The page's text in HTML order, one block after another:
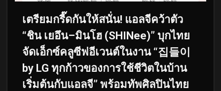
เตรียมกรี๊ดกันให้สนั่น! แอลจีคว้าตัว
“ชิน เยอึน–มินโฮ (SHINee)” บุกไทย
จัดเอ็กซ์คลูซีฟอีเวนต์ในงาน “집들이
by LG ทุกก้าวของการใช้ชีวิตในบ้าน
เริ่มต้นกับแอลจี” พร้อมทัพศิลปินไทย